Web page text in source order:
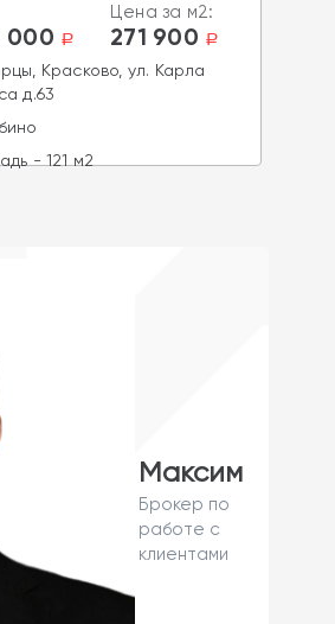
000 a
Цена за м2:
271 900 a
Красково, ул. Карла
д.63
- 121 м2
Максим
Брокер по
работе с
клиентами